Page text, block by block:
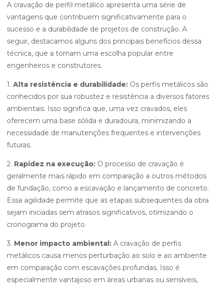
A cravação de perfil metálico apresenta uma série de
vantagens que contribuem significativamente para o
sucesso e a durabilidade de projetos de construção. A
seguir, destacamos alguns dos principais benefícios dessa
técnica, que a tornam uma escolha popular entre
engenheiros e construtores.
1. Alta resistência e durabilidade: Os perfis metálicos são
conhecidos por sua robustez e resistência a diversos fatores
ambientais. Isso significa que, uma vez cravados, eles
oferecem uma base sólida e duradoura, minimizando a
necessidade de manutenções frequentes e intervenções
futuras.
2. Rapidez na execução: O processo de cravação é
geralmente mais rápido em comparação a outros métodos
de fundação, como a escavação e lançamento de concreto.
Essa agilidade permite que as etapas subsequentes da obra
sejam iniciadas sem atrasos significativos, otimizando o
cronograma do projeto.
3. Menor impacto ambiental: A cravação de perfis
metálicos causa menos perturbação ao solo e ao ambiente
em comparação com escavações profundas. Isso é
especialmente vantajoso em áreas urbanas ou sensíveis,